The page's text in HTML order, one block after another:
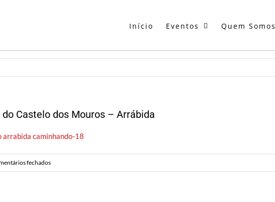
Início Eventos Quem Somos
Castelo dos Mouros – Arrábida
fechadosem
Caminhando